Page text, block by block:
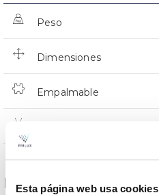
Esta página web usa cookies
Peso
Dimensiones
Empalmable
Datos ópticos